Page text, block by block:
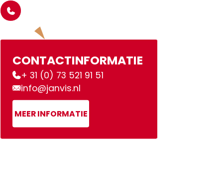
CONTACTINFORMATIE
+ 31 (0) 73 521 91 51
info@janvis.nl
MEER INFORMATIE